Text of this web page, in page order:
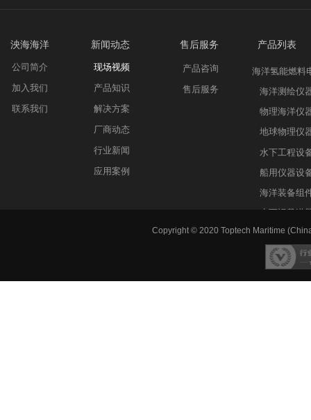
海洋氢能燃料
海洋测绘仪
物理海洋仪
地球物理仪
水下工程设
船用仪器设
海洋装备组
水下运载潜
产品咨询
售后服务
现场视频
产品知识
解决方案
厂商动态
行业新闻
应用案例
公司简介
加入我们
联系我们
泱海海洋 新闻动态 售后服务 产品列表
Copyright © 2020 Toptech Maritime